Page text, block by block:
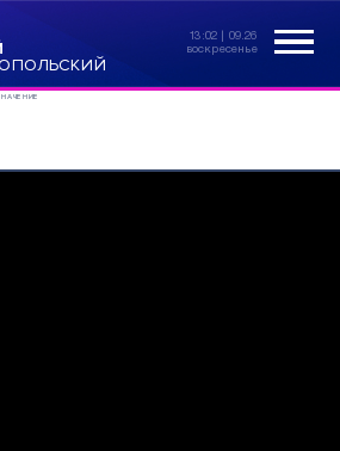
13:02 | 09.26
воскресенье